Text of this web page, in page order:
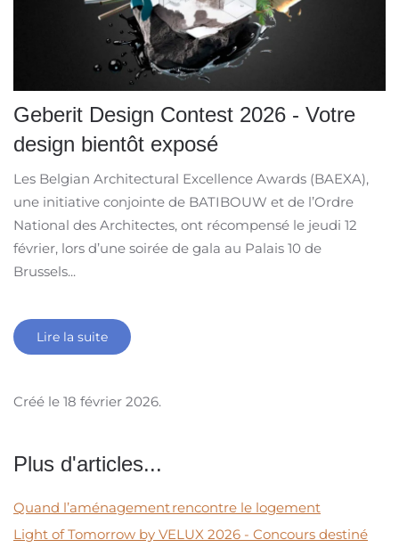
Geberit Design Contest 2026 - Votre
design bientôt exposé
Les Belgian Architectural Excellence Awards (BAEXA),
une initiative conjointe de BATIBOUW et de l’Ordre
National des Architectes, ont récompensé le jeudi 12
février, lors d’une soirée de gala au Palais 10 de
Brussels...
Lire la suite
Créé le 18 février 2026.
Plus d'articles...
Quand l’aménagement rencontre le logement
Light of Tomorrow by VELUX 2026 - Concours destiné